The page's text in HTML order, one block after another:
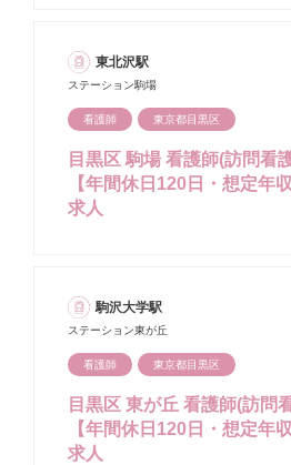
東北沢駅
ステーション駒場
看護師 東京都目黒区
目黒区 駒場 看護師(訪問看
【年間休日120日・想定年
求人
駒沢大学駅
ステーション東が丘
看護師 東京都目黒区
目黒区 東が丘 看護師(訪問
【年間休日120日・想定年
求人